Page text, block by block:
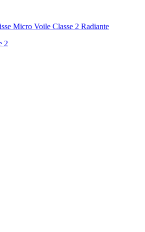
Micro Voile Classe 2 Radiante
2